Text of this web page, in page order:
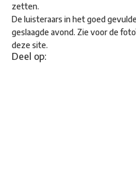
zetten.
De luisteraars in het goed
geslaagde avond. Zie voor de
deze site.
Deel op: